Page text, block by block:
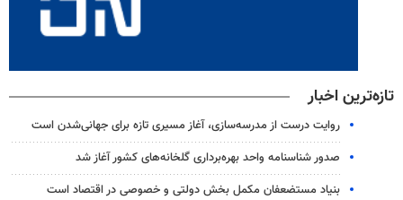
تازه‌ترین اخبار
روایت درست از مدرسه‌سازی، آغاز مسیری تازه برای جهانی‌شدن است
صدور شناسنامه واحد بهره‌برداری گلخانه‌های کشور آغاز شد
بنیاد مستضعفان مکمل بخش دولتی و خصوصی در اقتصاد است